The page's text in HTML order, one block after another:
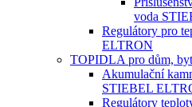
voda
Regulátory pro
ELTRON
TOPIDLA pro dům, byt
Akumulační
STIEBEL
Regulátory